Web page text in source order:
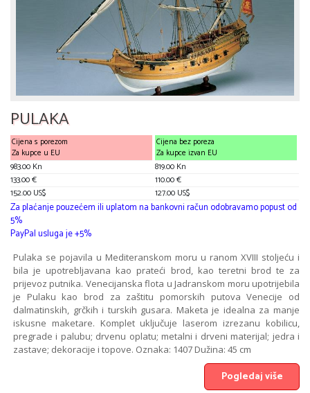
PULAKA
Cijena s porezom
Za kupce u EU
983.00 Kn
133.00 €
152.00 US$
Cijena bez poreza
Za kupce izvan EU
819.00 Kn
110.00 €
127.00 US$
Za plaćanje pouzećem ili uplatom na bankovni račun odobravamo popust od
5%
PayPal usluga je +5%
Pulaka se pojavila u Mediteranskom moru u ranom XVIII stoljeću i
bila je upotrebljavana kao prateći brod, kao teretni brod te za
prijevoz putnika. Venecijanska flota u Jadranskom moru upotrijebila
je Pulaku kao brod za zaštitu pomorskih putova Venecije od
dalmatinskih, grčkih i turskih gusara. Maketa je idealna za manje
iskusne maketare. Komplet uključuje laserom izrezanu kobilicu,
pregrade i palubu; drvenu oplatu; metalni i drveni materijal; jedra i
zastave; dekoracije i topove. Oznaka: 1407 Dužina: 45 cm
Pogledaj više